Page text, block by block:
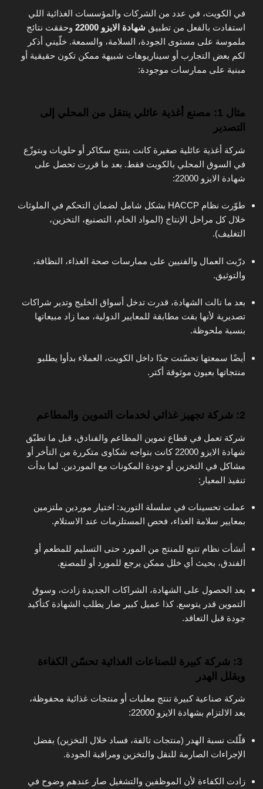
في الكويت، في عدد من الشركات والمؤسسات الغذائية اللي
استفادت بالفعل من تطبيق شهادة الايزو 22000
وحققت نتائج
ملموسة على مستوى الجودة، السلامة، والسمعة. خلّيني أذكر
لكم بعض التجارب أو سيناريوهات شبيهة ممكن تكون حقيقية أو
مبنية على ممارسات موجودة:
مثال 1: مصنع أغذية عائلي ينتقل من المحلي إلى
التصدير
شركة أغذية عائلية صغيرة كانت بتنتج سكاكر أو حلويات وبتوزّع
في السوق المحلي بالكويت فقط. بعد ما قررت تحصل على
شهادة الايزو 22000:
طوّرت نظام HACCP بشكل شامل لضمان التحكم في الملوثات
خلال كل مراحل الإنتاج (المواد الخام، التصنيع، التخزين،
التغليف).
درّبت العمال والفنيين على ممارسات صحة الغذاء، النظافة،
والتوثيق.
بعد ما نالت الشهادة، قدرت تدخل أسواق الخليج وتدير شراكات
تصديرية لأنها بقت مطابقة للمعايير الدولية، مما زاد مبيعاتها
بنسبة ملحوظة.
أيضًا سمعتها تحسّنت جدًا داخل الكويت، العملاء بدأوا يطلبو
منتجاتها بعيون موثوقة أكتر.
2: شركة تجهيز غذائي لخدمات التموين والمطاعم
شركة تعمل في قطاع تموين المطاعم والفنادق، قبل ما تطبّق
شهادة الايزو 22000 كانت بتواجه شكاوى متكررة من التأخر أو
مشاكل في التخزين أو جودة المكونات مع الموردين. لما بدأت
تنفيذ المعيار:
عملت تحسينات في سلسلة التوريد: اختيار موردين ملتزمين
بمعايير سلامة الغذاء، فحص المستلزمات عند الاستلام.
أنشأت نظام تتبع للمنتج من المورد حتى التسليم للمطعم أو
الفندق، بحيث أي خلل ممكن يرجع للمورد أو للمصنع.
بعد الحصول على الشهادة، الشراكات الجديدة زادت، وسوق
التموين قدر يتوسع. كذا عميل كبير صار يطلب الشهادة كتأكيد
جودة قبل التعاقد.
3: شركة كبيرة للصناعات الغذائية تحسّن الكفاءة
ويقلل الهدر
شركة صناعية كبيرة تنتج معلبات أو منتجات غذائية محفوظة،
بعد الالتزام بشهادة الايزو 22000:
قلّلت نسبة الهدر (منتجات تالفة، فساد خلال التخزين) بفضل
الإجراءات الصارمة للنقل والتخزين ومراقبة الجودة.
زادت الكفاءة لأن الموظفين والتشغيل صار عندهم وضوح في